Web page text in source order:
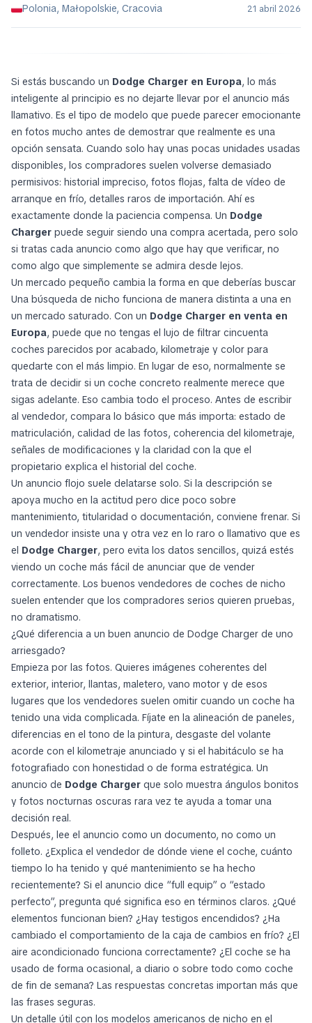
Polonia, Małopolskie, Cracovia
21 abril 2026
Si estás buscando un Dodge Charger en Europa, lo más
inteligente al principio es no dejarte llevar por el anuncio más
llamativo. Es el tipo de modelo que puede parecer emocionante
en fotos mucho antes de demostrar que realmente es una
opción sensata. Cuando solo hay unas pocas unidades usadas
disponibles, los compradores suelen volverse demasiado
permisivos: historial impreciso, fotos flojas, falta de vídeo de
arranque en frío, detalles raros de importación. Ahí es
exactamente donde la paciencia compensa. Un Dodge
Charger puede seguir siendo una compra acertada, pero solo
si tratas cada anuncio como algo que hay que verificar, no
como algo que simplemente se admira desde lejos.
Un mercado pequeño cambia la forma en que deberías buscar
Una búsqueda de nicho funciona de manera distinta a una en
un mercado saturado. Con un Dodge Charger en venta en
Europa, puede que no tengas el lujo de filtrar cincuenta
coches parecidos por acabado, kilometraje y color para
quedarte con el más limpio. En lugar de eso, normalmente se
trata de decidir si un coche concreto realmente merece que
sigas adelante. Eso cambia todo el proceso. Antes de escribir
al vendedor, compara lo básico que más importa: estado de
matriculación, calidad de las fotos, coherencia del kilometraje,
señales de modificaciones y la claridad con la que el
propietario explica el historial del coche.
Un anuncio flojo suele delatarse solo. Si la descripción se
apoya mucho en la actitud pero dice poco sobre
mantenimiento, titularidad o documentación, conviene frenar. Si
un vendedor insiste una y otra vez en lo raro o llamativo que es
el Dodge Charger, pero evita los datos sencillos, quizá estés
viendo un coche más fácil de anunciar que de vender
correctamente. Los buenos vendedores de coches de nicho
suelen entender que los compradores serios quieren pruebas,
no dramatismo.
¿Qué diferencia a un buen anuncio de Dodge Charger de uno
arriesgado?
Empieza por las fotos. Quieres imágenes coherentes del
exterior, interior, llantas, maletero, vano motor y de esos
lugares que los vendedores suelen omitir cuando un coche ha
tenido una vida complicada. Fíjate en la alineación de paneles,
diferencias en el tono de la pintura, desgaste del volante
acorde con el kilometraje anunciado y si el habitáculo se ha
fotografiado con honestidad o de forma estratégica. Un
anuncio de Dodge Charger que solo muestra ángulos bonitos
y fotos nocturnas oscuras rara vez te ayuda a tomar una
decisión real.
Después, lee el anuncio como un documento, no como un
folleto. ¿Explica el vendedor de dónde viene el coche, cuánto
tiempo lo ha tenido y qué mantenimiento se ha hecho
recientemente? Si el anuncio dice “full equip” o “estado
perfecto”, pregunta qué significa eso en términos claros. ¿Qué
elementos funcionan bien? ¿Hay testigos encendidos? ¿Ha
cambiado el comportamiento de la caja de cambios en frío? ¿El
aire acondicionado funciona correctamente? ¿El coche se ha
usado de forma ocasional, a diario o sobre todo como coche
de fin de semana? Las respuestas concretas importan más que
las frases seguras.
Un detalle útil con los modelos americanos de nicho en el